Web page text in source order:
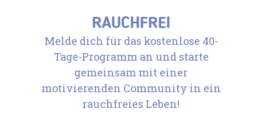
RAUCHFREI
Melde dich für das kostenlose 40-
Tage-Programm an und starte
gemeinsam mit einer
motivierenden Community in ein
rauchfreies Leben!